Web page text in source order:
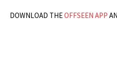
DOWNLOAD THEOFFSEEN APP